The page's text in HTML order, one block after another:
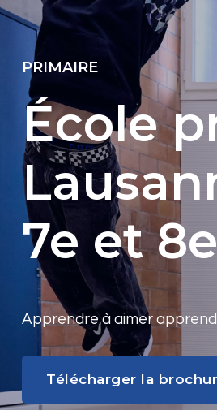
PRIMAIRE
École
7e et 8e
Apprendre à aimer
Télécharger la
Télécharger la